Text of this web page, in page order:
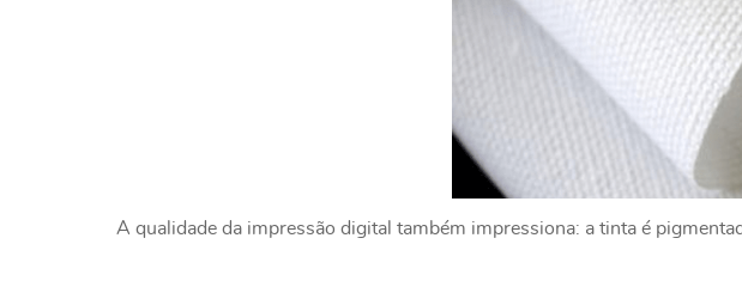
A qualidade da impressão digital também impressiona: a tinta é